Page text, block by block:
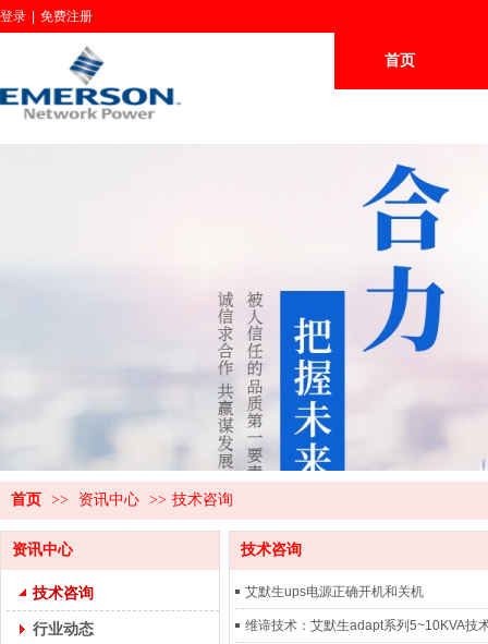
首页
登录 免费注册
首页 >> 资讯中心 >> 技术咨询
资讯中心
技术咨询
行业动态
技术咨询
艾默生ups电源正确开机和关机
维谛技术：艾默生adapt系列5~10KVA技